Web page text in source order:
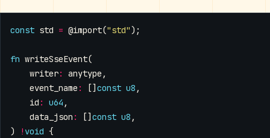
const std = @import("std");
fn writeSseEvent(
writer: anytype ,
event_name : [] const u8 ,
id : u64 ,
data_json : [] const u8 ,
)
! void {